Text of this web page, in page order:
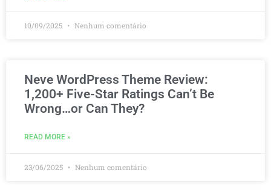
10/09/2025 Nenhum comentário
Neve WordPress Theme Review:
1,200+ Five-Star Ratings Can’t Be
Wrong…or Can They?
READ MORE »
23/06/2025 Nenhum comentário